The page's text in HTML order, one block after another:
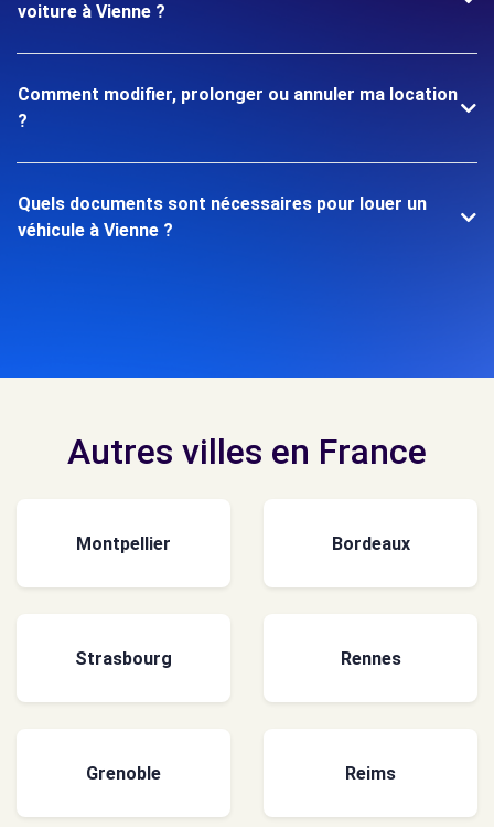
voiture à Vienne ?
Comment modifier, prolonger ou annuler ma location
?
Quels documents sont nécessaires pour louer un
véhicule à Vienne ?
Autres villes en France
Montpellier Bordeaux
Strasbourg Rennes
Grenoble Reims